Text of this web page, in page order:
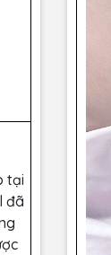
tại
đã